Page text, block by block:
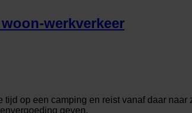
werkverkeer
op een camping en reist vanaf daar
geven.